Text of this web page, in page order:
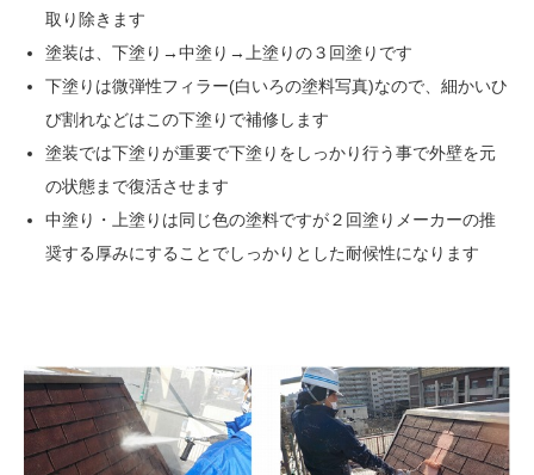
取り除きます
塗装は、下塗り→中塗り→上塗りの３回塗りです
下塗りは微弾性フィラー(白いろの塗料写真)なので、細かいひ
び割れなどはこの下塗りで補修します
塗装では下塗りが重要で下塗りをしっかり行う事で外壁を元
の状態まで復活させます
中塗り・上塗りは同じ色の塗料ですが２回塗りメーカーの推
奨する厚みにすることでしっかりとした耐候性になります